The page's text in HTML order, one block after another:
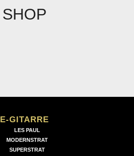
SHOP
E-GITARRE
LES PAUL
MODERNSTRAT
SUPERSTRAT